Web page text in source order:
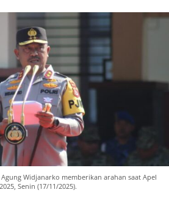
Widjanarko memberikan arahan saat Apel
Senin (17/11/2025).